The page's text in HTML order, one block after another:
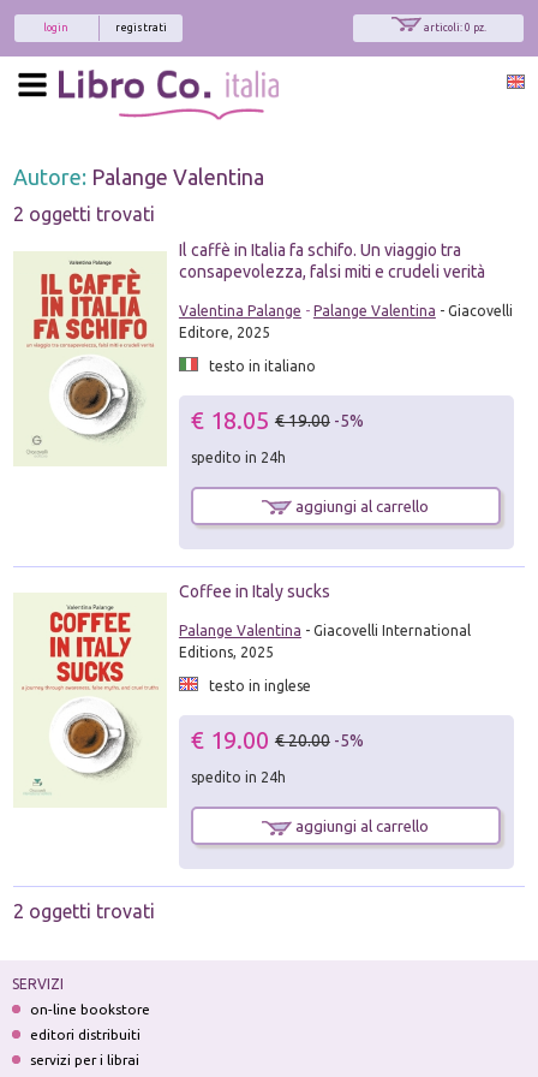
articoli: 0 pz.
registrati
login
Autore: Palange Valentina
2 oggetti trovati
Il caffè in Italia fa schifo. Un viaggio tra
consapevolezza, falsi miti e crudeli verità
Valentina Palange - Palange Valentina - Giacovelli
Editore, 2025
testo in italiano
€ 18.05 € 19.00 -5%
spedito in 24h
aggiungi al carrello
Coffee in Italy sucks
Palange Valentina - Giacovelli International
Editions, 2025
testo in inglese
€ 19.00 € 20.00 -5%
spedito in 24h
aggiungi al carrello
2 oggetti trovati
SERVIZI
on-line bookstore
editori distribuiti
servizi per i librai